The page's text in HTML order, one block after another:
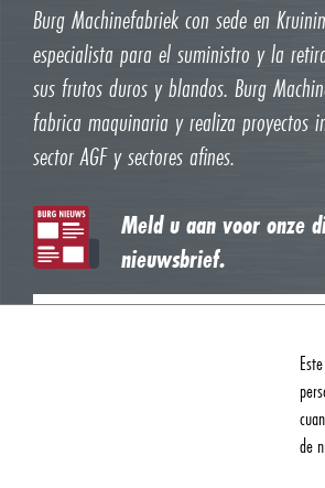
Burg Machinefabriek con sede en
especialista para el suministro y la
sus frutos duros y blandos. Burg
fabrica maquinaria y realiza proyectos
sector AGF y sectores afines.
Meld u aan voor onze
nieuwsbrief.
© 2026, Burg Machinefabriek B.V. | Todos losde